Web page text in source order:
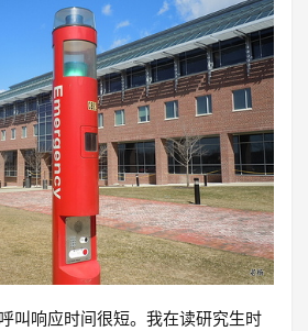
叫响应时间很短。我在读研究生时